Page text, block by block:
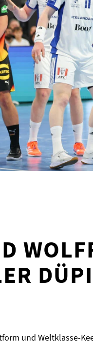
und Weltklasse-